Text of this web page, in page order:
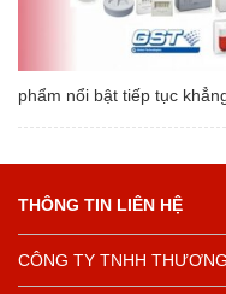
phẩm nổi bật tiếp tục
THÔNG TIN LIÊN HỆ
CÔNG TY TNHH